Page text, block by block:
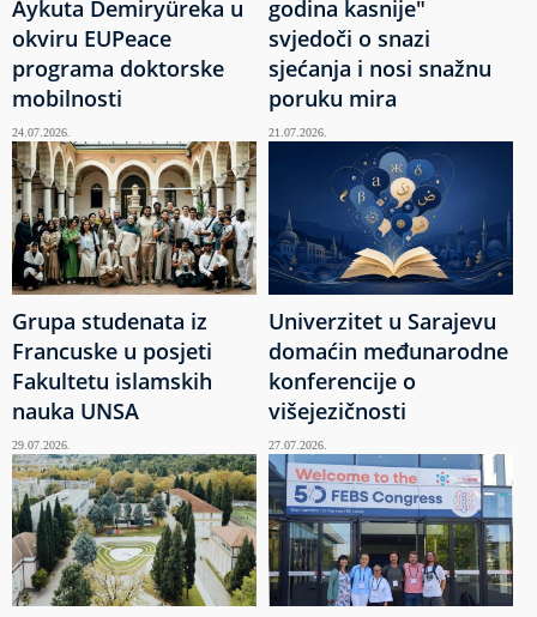
Aykuta Demiryüreka u
okviru EUPeace
programa doktorske
mobilnosti
24.07.2026.
godina kasnije"
svjedoči o snazi
sjećanja i nosi snažnu
poruku mira
21.07.2026.
Grupa studenata iz
Francuske u posjeti
Fakultetu islamskih
nauka UNSA
29.07.2026.
Univerzitet u Sarajevu
domaćin međunarodne
konferencije o
višejezičnosti
27.07.2026.